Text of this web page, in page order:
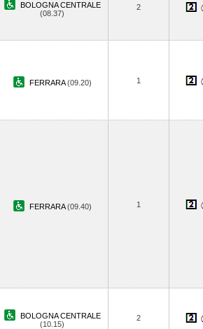
BOLOGNA CENTRALE
(08.37)
2
FERRARA(09.20) 1
FERRARA(09.40) 1
BOLOGNA CENTRALE
(10.15)
2